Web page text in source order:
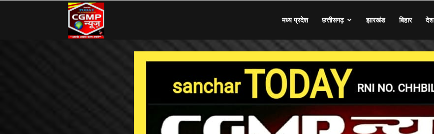
मध्य प्रदेश छत्तीसगढ़ झारखंड बिहार देश